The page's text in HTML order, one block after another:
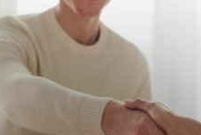
LEES MEER